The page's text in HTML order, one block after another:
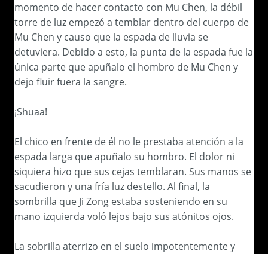
momento de hacer contacto con Mu Chen, la débil
torre de luz empezó a temblar dentro del cuerpo de
Mu Chen y causo que la espada de lluvia se
detuviera. Debido a esto, la punta de la espada fue la
única parte que apuñalo el hombro de Mu Chen y
dejo fluir fuera la sangre.
¡Shuaa!
El chico en frente de él no le prestaba atención a la
espada larga que apuñalo su hombro. El dolor ni
siquiera hizo que sus cejas temblaran. Sus manos se
sacudieron y una fría luz destello. Al final, la
sombrilla que Ji Zong estaba sosteniendo en su
mano izquierda voló lejos bajo sus atónitos ojos.
La sobrilla aterrizo en el suelo impotentemente y